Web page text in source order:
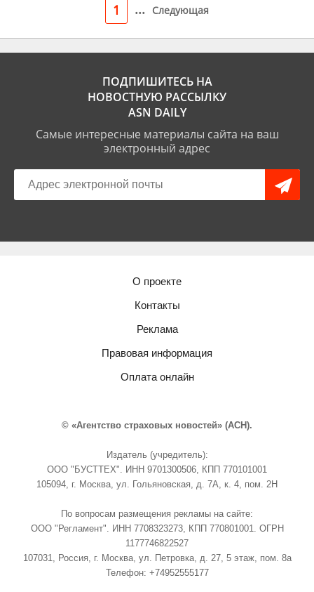
1 ... Следующая
ПОДПИШИТЕСЬ НА
НОВОСТНУЮ РАССЫЛКУ
ASN DAILY
Самые интересные материалы сайта на ваш
электронный адрес
О проекте
Контакты
Реклама
Правовая информация
Оплата онлайн
© «Агентство страховых новостей» (АСН).
Издатель (учредитель):
ООО "БУСТТЕХ". ИНН 9701300506, КПП 770101001
105094, г. Москва, ул. Гольяновская, д. 7А, к. 4, пом. 2Н
По вопросам размещения рекламы на сайте:
ООО "Регламент". ИНН 7708323273, КПП 770801001. ОГРН
1177746822527
107031, Россия, г. Москва, ул. Петровка, д. 27, 5 этаж, пом. 8а
Телефон: +74952555177